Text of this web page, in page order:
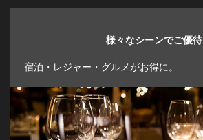
様々なシーンでご優待
宿泊・レジャー・グルメがお得に。